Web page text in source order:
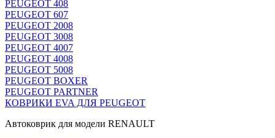
PEUGEOT 408
PEUGEOT 607
PEUGEOT 2008
PEUGEOT 3008
PEUGEOT 4007
PEUGEOT 4008
PEUGEOT 5008
PEUGEOT BOXER
PEUGEOT PARTNER
КОВРИКИ EVA ДЛЯ PEUGEOT
Автоковрик для модели RENAULT